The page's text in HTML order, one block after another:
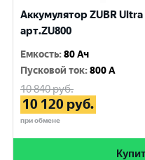
Аккумулятор ZUBR Ultra
арт.ZU800
Емкость:80 Ач
Пусковой ток:800 A
10 840руб.
10 120 руб.
при обмене